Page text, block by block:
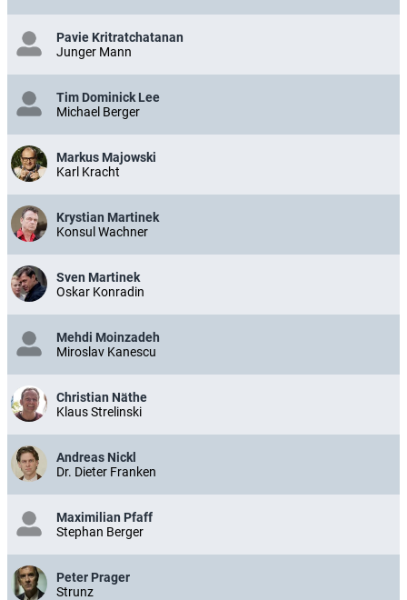
Pavie Kritratchatanan
Junger Mann
Tim Dominick Lee
Michael Berger
Markus Majowski
Karl Kracht
Krystian Martinek
Konsul Wachner
Sven Martinek
Oskar Konradin
Mehdi Moinzadeh
Miroslav Kanescu
Christian Näthe
Klaus Strelinski
Andreas Nickl
Dr. Dieter Franken
Maximilian Pfaff
Stephan Berger
Peter Prager
Strunz